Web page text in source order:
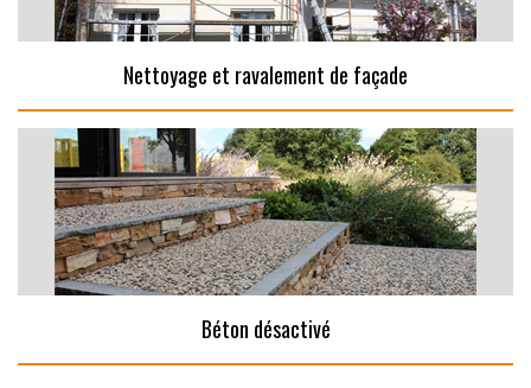
Nettoyage et ravalement de façade
Béton désactivé